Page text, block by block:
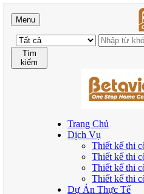
Menu
Tìm
kiếm
Trang Chủ
Dịch Vụ
Thiết kế thi
Thiết kế thi
Thiết kế thi
Thiết kế thi
Dự Án Thực Tế